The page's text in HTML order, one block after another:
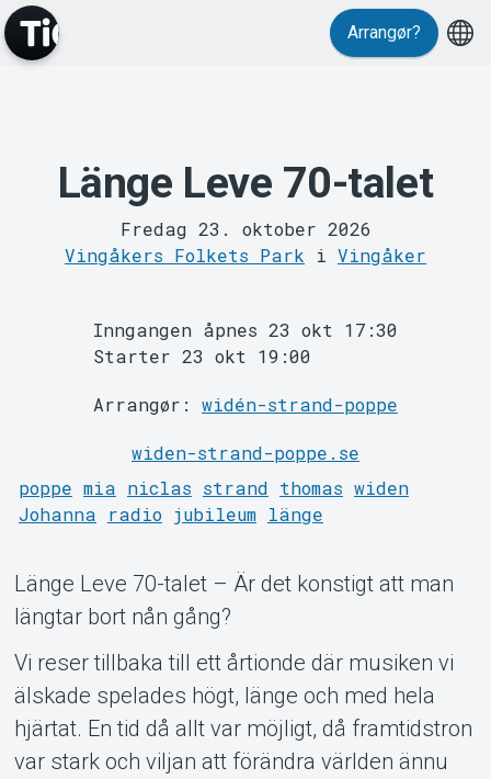
MyTickster
Arrangør?
Länge Leve 70-talet
Fredag 23. oktober 2026
Vingåkers Folkets Park i Vingåker
Inngangen åpnes 23 okt 17:30
Starter 23 okt 19:00
Arrangør: widén-strand-poppe
widen-strand-poppe.se
poppe mia niclas strand thomas widen
Johanna
radio jubileum länge
Länge Leve 70-talet – Är det konstigt att man
längtar bort nån gång?
Vi reser tillbaka till ett årtionde där musiken vi
älskade spelades högt, länge och med hela
hjärtat. En tid då allt var möjligt, då framtidstron
var stark och viljan att förändra världen ännu